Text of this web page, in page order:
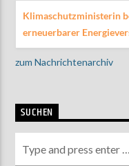
Klimaschutzministerin
erneuerbarer
zum Nachrichtenarchiv
SUCHEN